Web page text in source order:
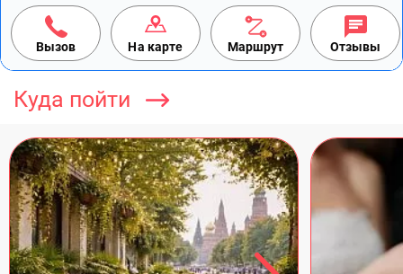
Вызов На карте Маршрут Отзывы
Куда пойти